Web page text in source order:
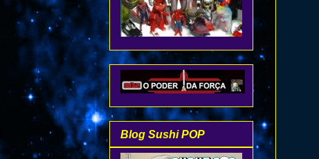
Blog Sushi POP